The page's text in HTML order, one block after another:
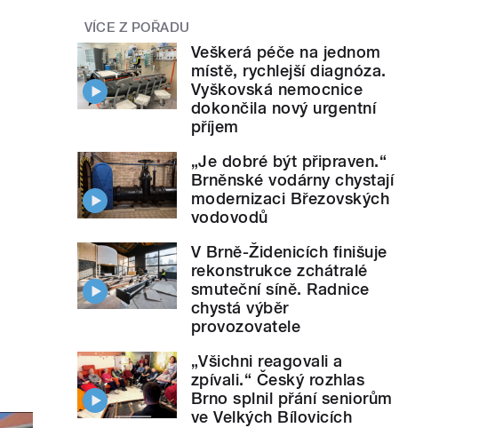
VÍCE Z POŘADU
Veškerá péče na jednom
místě, rychlejší diagnóza.
Vyškovská nemocnice
dokončila nový urgentní
příjem
„Je dobré být připraven.“
Brněnské vodárny chystají
modernizaci Březovských
vodovodů
V Brně-Židenicích finišuje
rekonstrukce zchátralé
smuteční síně. Radnice
chystá výběr
provozovatele
„Všichni reagovali a
zpívali.“ Český rozhlas
Brno splnil přání seniorům
ve Velkých Bílovicích